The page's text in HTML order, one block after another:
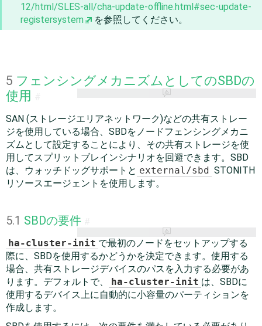
12/html/SLES-all/cha-update-offline.html#sec-update-
registersystem
を参照してください。
5 フェンシングメカニズムとしてのSBDの
使用
SAN (ストレージエリアネットワーク)などの共有ストレー
ジを使用している場合、SBDをノードフェンシングメカニ
ズムとして設定することにより、その共有ストレージを使
用してスプリットブレインシナリオを回避できます。SBD
は、ウォッチドッグサポートと external/sbd STONITH
リソースエージェントを使用します。
5.1 SBDの要件
ha-cluster-init で最初のノードをセットアップする
際に、SBDを使用するかどうかを決定できます。使用する
場合、共有ストレージデバイスのパスを入力する必要があ
ります。デフォルトで、
ha-cluster-init は、SBDに
使用するデバイス上に自動的に小容量のパーティションを
作成します。